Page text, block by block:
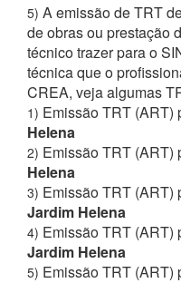
5) A emissão de TRT
de obras ou prestação
técnico trazer para o
técnica que o
CREA, veja algumas
1) Emissão TRT (ART)
Helena
2) Emissão TRT (ART)
Helena
3) Emissão TRT (ART)
Jardim Helena
4) Emissão TRT (ART)
Jardim Helena
5) Emissão TRT (ART)